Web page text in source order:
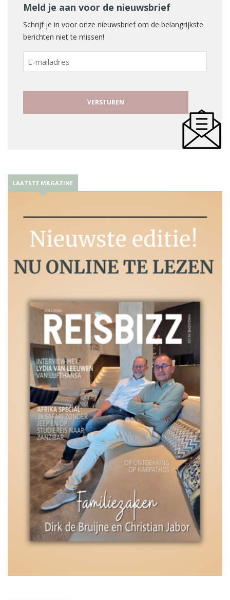
Meld je aan voor de nieuwsbrief
Schrijf je in voor onze nieuwsbrief om de belangrijkste
berichten niet te missen!
E-
mailadres
LAATSTE MAGAZINE